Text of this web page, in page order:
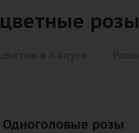
Одноголовые розы